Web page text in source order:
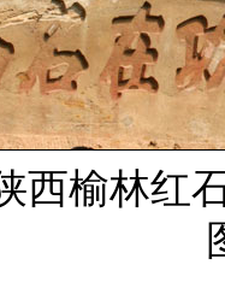
西榆林